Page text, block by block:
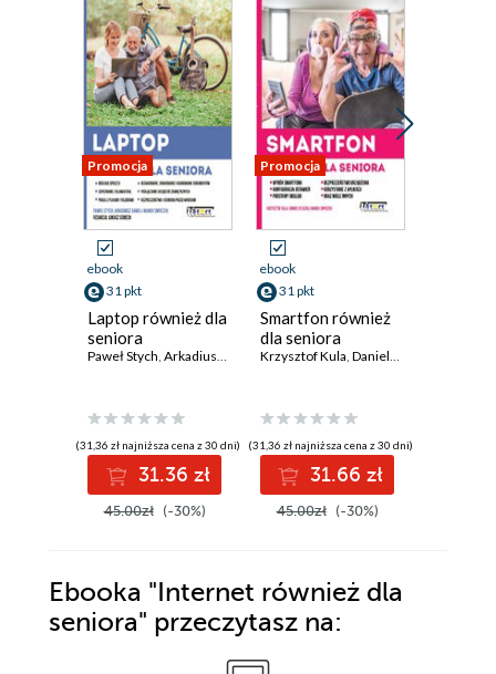
Promocja
ebook
31 pkt
Laptop również dla
seniora
Paweł Stych Arkadiusz Gaweł ,Marek Smyczek
(31,36 zł najniższa cena z 30 dni)
31.36 zł
45.00zł (-30%)
Promocja
ebook
31 pkt
Smartfon również
dla seniora
Krzysztof Kula Daniel Pliszka
(31,36 zł najniższa cena z 30 dni)
31.66 zł
45.00zł (-30%)
Ebooka "Internet również dla
seniora" przeczytasz na: